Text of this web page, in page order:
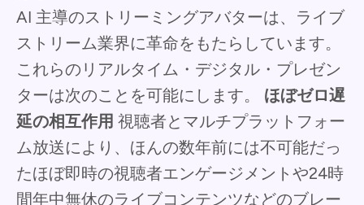
AI 主導のストリーミングアバターは、ライブ
ストリーム業界に革命をもたらしています。
これらのリアルタイム・デジタル・プレゼン
ターは次のことを可能にします。 ほぼゼロ遅
延の相互作用 視聴者とマルチプラットフォー
ム放送により、ほんの数年前には不可能だっ
たほぼ即時の視聴者エンゲージメントや24時
間年中無休のライブコンテンツなどのブレー